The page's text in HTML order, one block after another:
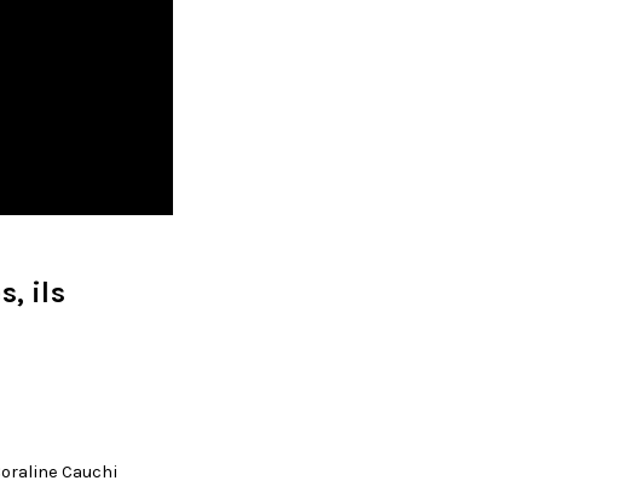
ils
Cauchi